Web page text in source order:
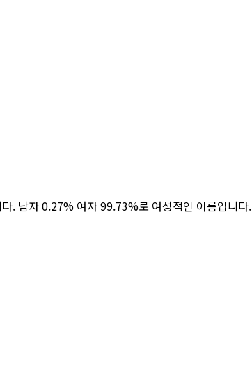
. 남자 0.27% 여자 99.73%로 여성적인 이름입니다.